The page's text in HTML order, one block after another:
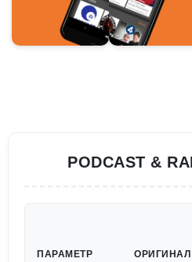
PODCAST &
ПАРАМЕТР ОРИГИНАЛ